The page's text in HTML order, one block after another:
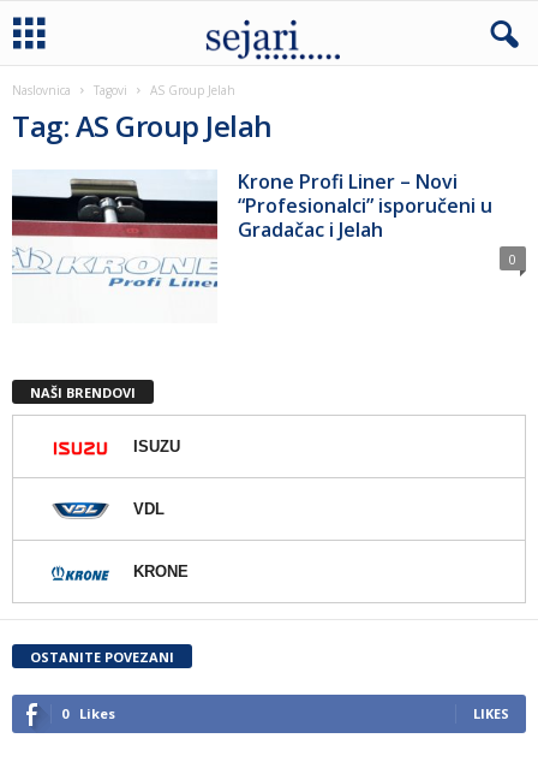
Naslovnica Tagovi AS Group Jelah
Tag: AS Group Jelah
Krone Profi Liner – Novi
“Profesionalci” isporučeni u
Gradačac i Jelah
0
NAŠI BRENDOVI
ISUZU
VDL
KRONE
OSTANITE POVEZANI
0 Likes LIKES